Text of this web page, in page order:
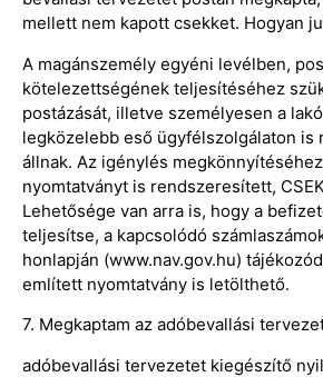
mellett nem kapott csekket. Hogyan
A magánszemély egyéni levélben,
kötelezettségének teljesítéséhez
postázását, illetve személyesen a
legközelebb eső ügyfélszolgálaton is
állnak. Az igénylés
nyomtatványt is rendszeresített,
Lehetősége van arra is, hogy a
teljesítse, a kapcsolódó
honlapján (www.nav.gov.hu)
említett nyomtatvány is letölthető.
7. Megkaptam az adóbevallási
adóbevallási tervezetet kiegészítő